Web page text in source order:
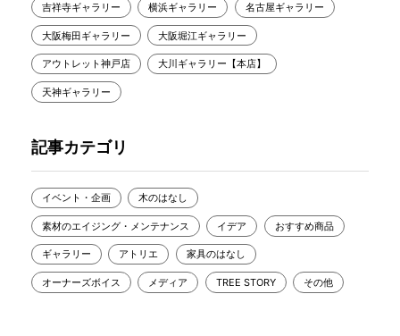
吉祥寺ギャラリー 横浜ギャラリー 名古屋ギャラリー
大阪梅田ギャラリー 大阪堀江ギャラリー
アウトレット神戸店 大川ギャラリー【本店】
天神ギャラリー
記事カテゴリ
イベント・企画 木のはなし
素材のエイジング・メンテナンス イデア おすすめ商品
ギャラリー アトリエ 家具のはなし
オーナーズボイス メディア TREE STORY その他